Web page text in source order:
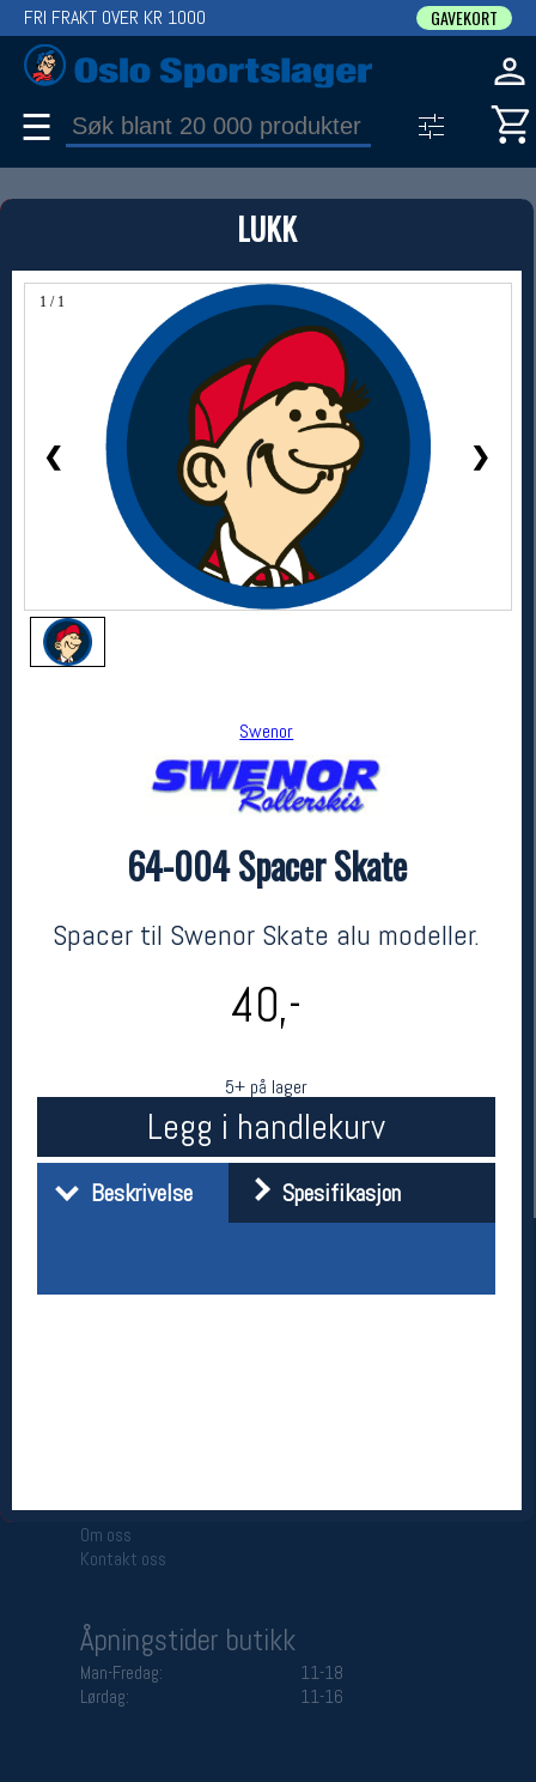
LUKK
1 / 1
❮ ❯
Swenor
64-004 Spacer Skate
Spacer til Swenor Skate alu modeller.
40,-
5+ på lager
Legg i handlekurv
Beskrivelse Spesifikasjon
FRI FRAKT OVER KR 1000 GAVEKORT
☰
PRODUKT
Produkter (1)
Bruk filter til å spisse søket
Swenor
64-004 Spacer Skate
kr 40
Vis i kart
Om oss
Kontakt oss
Åpningstider butikk
Man-Fredag:
11-18
Lørdag:
11-16